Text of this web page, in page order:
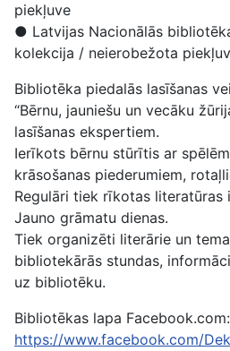
piekļuve
● Latvijas Nacionālās
kolekcija / neierobežota
Bibliotēka piedalās lasīšanas
“Bērnu, jauniešu un vecāku
lasīšanas ekspertiem.
Ierīkots bērnu stūrītis ar
krāsošanas piederumiem,
Regulāri tiek rīkotas literatūras
Jauno grāmatu dienas.
Tiek organizēti literārie un
bibliotekārās stundas,
uz bibliotēku.
Bibliotēkas lapa Facebook.com:
https://www.facebook.com/